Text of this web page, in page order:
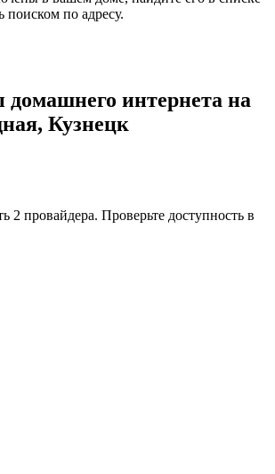
поиском по адресу.
интернета на
Кузнецк
2 провайдера. Проверьте доступность в